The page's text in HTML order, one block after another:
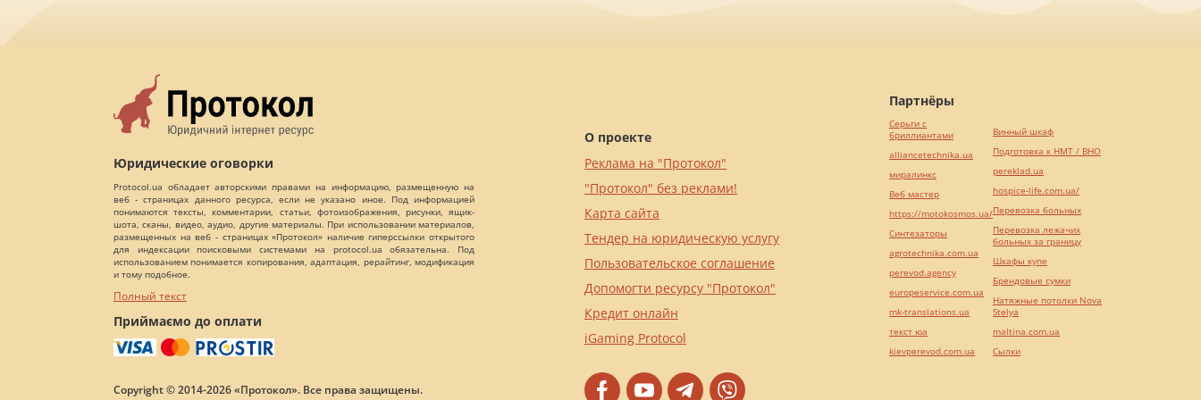
Юридические оговорки
Protocol.ua обладает авторскими правами на информацию, размещенную на
веб - страницах данного ресурса, если не указано иное. Под информацией
понимаются тексты, комментарии, статьи, фотоизображения, рисунки, ящик-
шота, сканы, видео, аудио, другие материалы. При использовании материалов,
размещенных на веб - страницах «Протокол» наличие гиперссылки открытого
для индексации поисковыми системами на protocol.ua обязательна. Под
использованием понимается копирования, адаптация, рерайтинг, модификация
и тому подобное.
Полный текст
Приймаємо до оплати
Copyright © 2014-2026 «Протокол». Все права защищены.
О проекте
Реклама на "Протокол"
"Протокол" без реклами!
Карта сайта
Тендер на юридическую услугу
Пользовательское соглашение
Допомогти ресурсу "Протокол"
Кредит онлайн
iGaming Protocol
Партнёры
Серьги с
бриллиантами
alliancetechnika.ua
миралинкс
Веб мастер
https://motokosmos.ua/
Синтезаторы
agrotechnika.com.ua
perevod.agency
europeservice.com.ua
mk-translations.ua
текст юа
kievperevod.com.ua
Винный шкаф
Подготовка к НМТ / ВНО
pereklad.ua
hospice-life.com.ua/
Перевозка больных
Перевозка лежачих
больных за границу
Шкафы купе
Брендовые сумки
Натяжные потолки Nova
Stelya
maltina.com.ua
Cылки